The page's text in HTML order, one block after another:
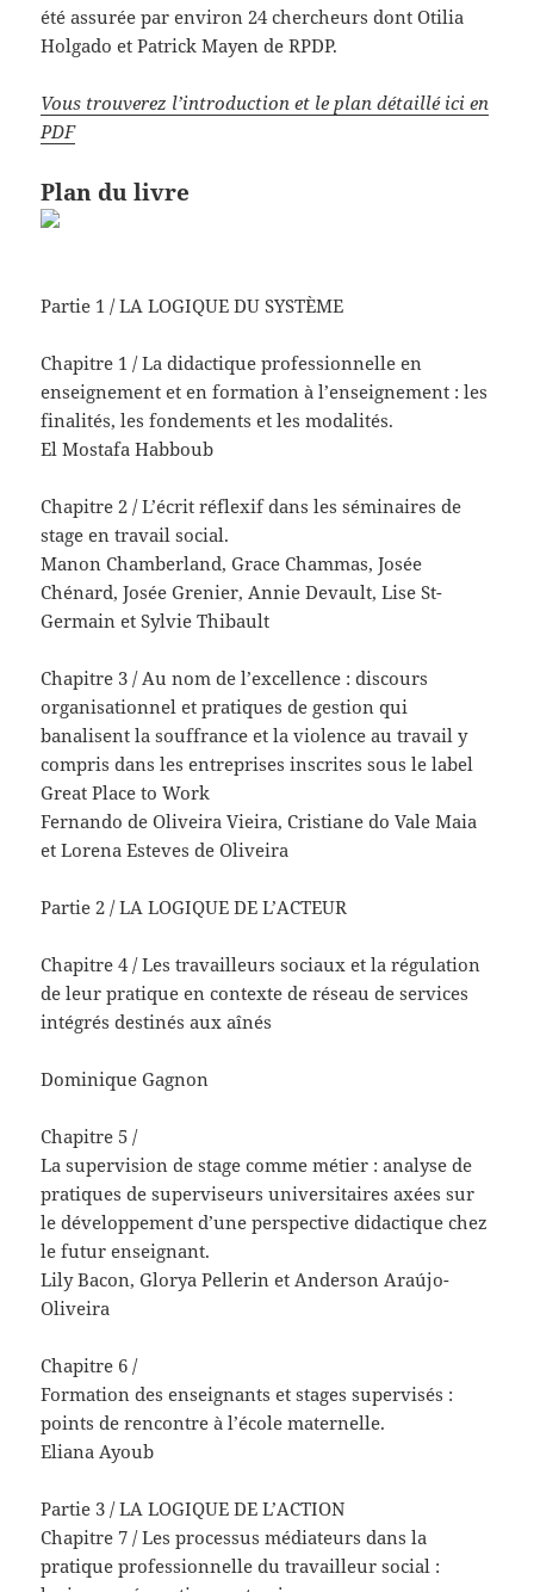
été assurée par environ 24 chercheurs dont Otilia
Holgado et Patrick Mayen de RPDP.
Vous trouverez l’introduction et le plan détaillé ici en
PDF
Plan du livre
Partie 1 / LA LOGIQUE DU SYSTÈME
Chapitre 1 / La didactique professionnelle en
enseignement et en formation à l’enseignement : les
finalités, les fondements et les modalités.
El Mostafa Habboub
Chapitre 2 / L’écrit réflexif dans les séminaires de
stage en travail social.
Manon Chamberland, Grace Chammas, Josée
Chénard, Josée Grenier, Annie Devault, Lise St-
Germain et Sylvie Thibault
Chapitre 3 / Au nom de l’excellence : discours
organisationnel et pratiques de gestion qui
banalisent la souffrance et la violence au travail y
compris dans les entreprises inscrites sous le label
Great Place to Work
Fernando de Oliveira Vieira, Cristiane do Vale Maia
et Lorena Esteves de Oliveira
Partie 2 / LA LOGIQUE DE L’ACTEUR
Chapitre 4 / Les travailleurs sociaux et la régulation
de leur pratique en contexte de réseau de services
intégrés destinés aux aînés
Dominique Gagnon
Chapitre 5 /
La supervision de stage comme métier : analyse de
pratiques de superviseurs universitaires axées sur
le développement d’une perspective didactique chez
le futur enseignant.
Lily Bacon, Glorya Pellerin et Anderson Araújo-
Oliveira
Chapitre 6 /
Formation des enseignants et stages supervisés :
points de rencontre à l’école maternelle.
Eliana Ayoub
Partie 3 / LA LOGIQUE DE L’ACTION
Chapitre 7 / Les processus médiateurs dans la
pratique professionnelle du travailleur social :